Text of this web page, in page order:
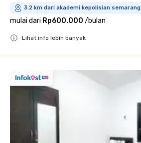
3.2 km dari akademi kepolisian semarang
mulai dari Rp600.000 /bulan
Lihat info lebih banyak